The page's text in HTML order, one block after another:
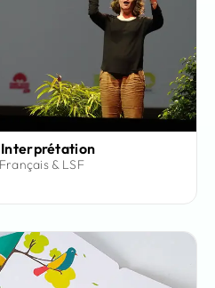
Interprétation
& LSF